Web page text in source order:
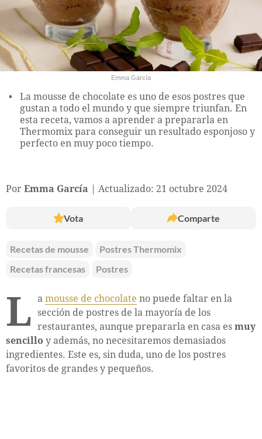
Emma García
La mousse de chocolate es uno de esos postres que
gustan a todo el mundo y que siempre triunfan. En
esta receta, vamos a aprender a prepararla en
Thermomix para conseguir un resultado esponjoso y
perfecto en muy poco tiempo.
Por Emma García Actualizado: 21 octubre 2024
Vota Comparte
Recetas de mousse
Postres Thermomix
Recetas francesas
Postres
L a mousse de chocolate no puede faltar en la
sección de postres de la mayoría de los
restaurantes, aunque prepararla en casa es muy
sencillo y además, no necesitaremos demasiados
ingredientes. Este es, sin duda, uno de los postres
favoritos de grandes y pequeños.